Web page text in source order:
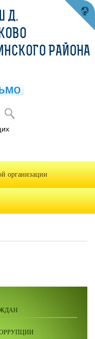
Д.
РАЙОНА
организации